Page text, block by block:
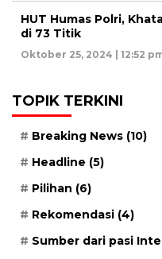
HUT Humas Polri,
di 73 Titik
Oktober 25, 2024 | 12:52
TOPIK TERKINI
Breaking News (10)
Headline (5)
Pilihan (6)
Rekomendasi (4)
Sumber dari pasi